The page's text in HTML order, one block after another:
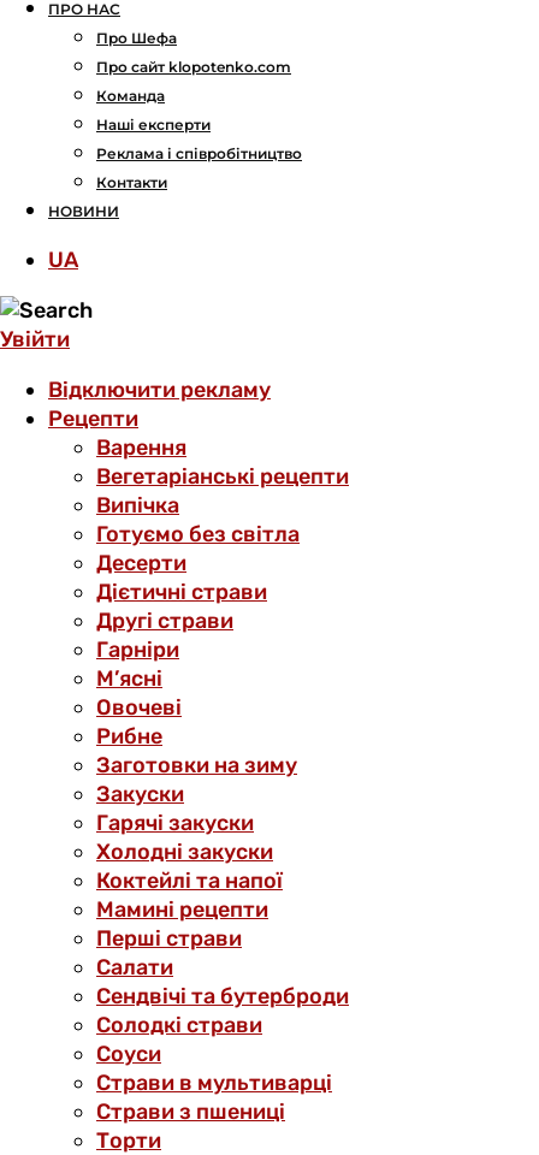
ПРО НАС
Про Шефа
Про сайт klopotenko.com
Команда
Наші експерти
Реклама і співробітництво
Контакти
НОВИНИ
UA
Увійти
Відключити рекламу
Рецепти
Варення
Вегетаріанські рецепти
Випічка
Готуємо без світла
Десерти
Дієтичні страви
Другі страви
Гарніри
М’ясні
Овочеві
Рибне
Заготовки на зиму
Закуски
Гарячі закуски
Холодні закуски
Коктейлі та напої
Мамині рецепти
Перші страви
Салати
Сендвічі та бутерброди
Солодкі страви
Соуси
Страви в мультиварці
Страви з пшениці
Торти